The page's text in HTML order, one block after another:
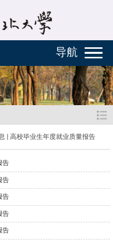
导航
高校毕业生年度就业质量报告
告
告
告
告
告